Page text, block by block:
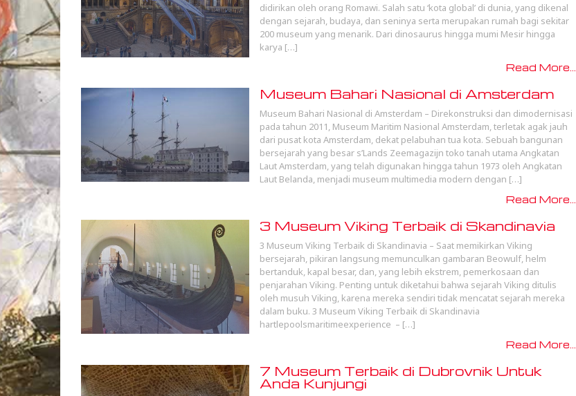
didirikan oleh orang Romawi. Salah satu ‘kota global’ di dunia, yang dikenal
dengan sejarah, budaya, dan seninya serta merupakan rumah bagi sekitar
200 museum yang menarik. Dari dinosaurus hingga mumi Mesir hingga
karya […]
Read More...
Museum Bahari Nasional di Amsterdam
Museum Bahari Nasional di Amsterdam – Direkonstruksi dan dimodernisasi
pada tahun 2011, Museum Maritim Nasional Amsterdam, terletak agak jauh
dari pusat kota Amsterdam, dekat pelabuhan tua kota. Sebuah bangunan
bersejarah yang besar s’Lands Zeemagazijn toko tanah utama Angkatan
Laut Amsterdam, yang telah digunakan hingga tahun 1973 oleh Angkatan
Laut Belanda, menjadi museum multimedia modern dengan […]
Read More...
3 Museum Viking Terbaik di Skandinavia
3 Museum Viking Terbaik di Skandinavia – Saat memikirkan Viking
bersejarah, pikiran langsung memunculkan gambaran Beowulf, helm
bertanduk, kapal besar, dan, yang lebih ekstrem, pemerkosaan dan
penjarahan Viking. Penting untuk diketahui bahwa sejarah Viking ditulis
oleh musuh Viking, karena mereka sendiri tidak mencatat sejarah mereka
dalam buku. 3 Museum Viking Terbaik di Skandinavia
hartlepoolsmaritimeexperience – […]
Read More...
7 Museum Terbaik di Dubrovnik Untuk
Anda Kunjungi